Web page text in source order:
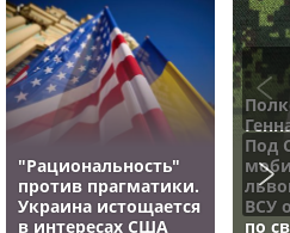
"Рациональность"
против прагматики.
Украина истощается
в интересах США
Под
ВСУ
по